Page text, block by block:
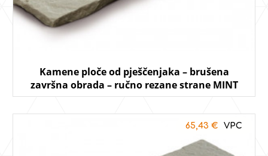
Kamene ploče od pješčenjaka – brušena
završna obrada – ručno rezane strane MINT
65,43 €